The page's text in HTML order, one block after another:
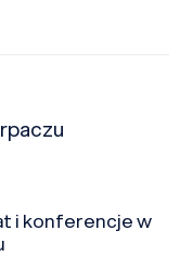
i konferencje w